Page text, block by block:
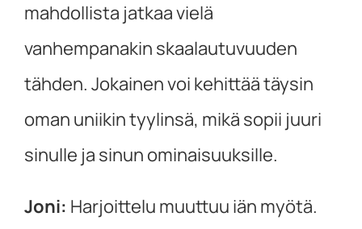
mahdollista jatkaa vielä
vanhempanakin skaalautuvuuden
tähden. Jokainen voi kehittää täysin
oman uniikin tyylinsä, mikä sopii juuri
sinulle ja sinun ominaisuuksille.
Joni: Harjoittelu muuttuu iän myötä.